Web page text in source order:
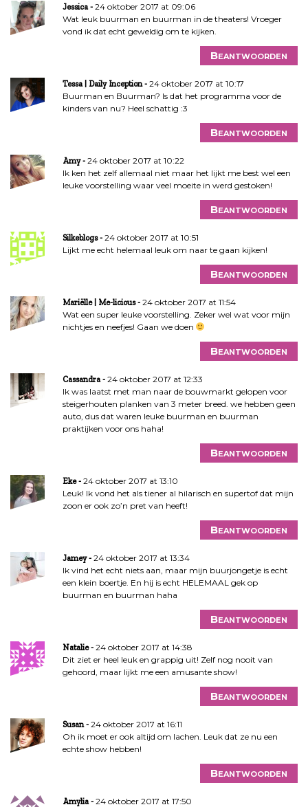
Jessica
24 oktober 2017 at 09:06
Wat leuk buurman en buurman in de theaters! Vroeger
vond ik dat echt geweldig om te kijken.
Beantwoorden
Tessa | Daily Inception
24 oktober 2017 at 10:17
Buurman en Buurman? Is dat het programma voor de
kinders van nu? Heel schattig :3
Beantwoorden
Amy
24 oktober 2017 at 10:22
Ik ken het zelf allemaal niet maar het lijkt me best wel een
leuke voorstelling waar veel moeite in werd gestoken!
Beantwoorden
Silkeblogs
24 oktober 2017 at 10:51
Lijkt me echt helemaal leuk om naar te gaan kijken!
Beantwoorden
Mariëlle | Me-licious
24 oktober 2017 at 11:54
Wat een super leuke voorstelling. Zeker wel wat voor mijn
nichtjes en neefjes! Gaan we doen
Beantwoorden
Cassandra
24 oktober 2017 at 12:33
Ik was laatst met man naar de bouwmarkt gelopen voor
steigerhouten planken van 3 meter breed. we hebben geen
auto, dus dat waren leuke buurman en buurman
praktijken voor ons haha!
Beantwoorden
Eke
24 oktober 2017 at 13:10
Leuk! Ik vond het als tiener al hilarisch en supertof dat mijn
zoon er ook zo’n pret van heeft!
Beantwoorden
Jamey
24 oktober 2017 at 13:34
Ik vind het echt niets aan, maar mijn buurjongetje is echt
een klein boertje. En hij is echt HELEMAAL gek op
buurman en buurman haha
Beantwoorden
Natalie
24 oktober 2017 at 14:38
Dit ziet er heel leuk en grappig uit! Zelf nog nooit van
gehoord, maar lijkt me een amusante show!
Beantwoorden
Susan
24 oktober 2017 at 16:11
Oh ik moet er ook altijd om lachen. Leuk dat ze nu een
echte show hebben!
Beantwoorden
Amylia 24 oktober 2017 at 17:50